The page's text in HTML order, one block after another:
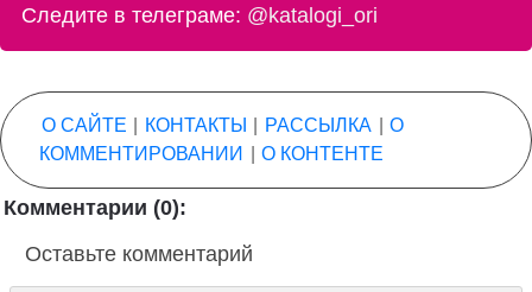
Следите в телеграме: @katalogi_ori
О САЙТЕ КОНТАКТЫ РАССЫЛКА
О
КОММЕНТИРОВАНИИ
О КОНТЕНТЕ
Комментарии (0):
Оставьте комментарий